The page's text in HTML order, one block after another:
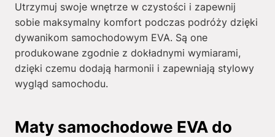
Utrzymuj swoje wnętrze w czystości i zapewnij
sobie maksymalny komfort podczas podróży dzięki
dywanikom samochodowym EVA. Są one
produkowane zgodnie z dokładnymi wymiarami,
dzięki czemu dodają harmonii i zapewniają stylowy
wygląd samochodu.
Maty samochodowe EVA do